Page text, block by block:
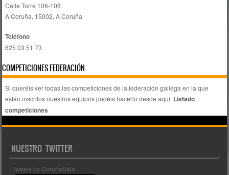
Calle Torre 106-108
A Coruña, 15002, A Coruña
Teléfono
625 03 51 73
COMPETICIONES FEDERACIÓN
Si queréis ver todas las competiciones de la federación gallega en la que
están inscritos nuestros equipos podéis hacerlo desde aquí: Listado
competiciones
NUESTRO TWITTER
Tweets by CorunaSala